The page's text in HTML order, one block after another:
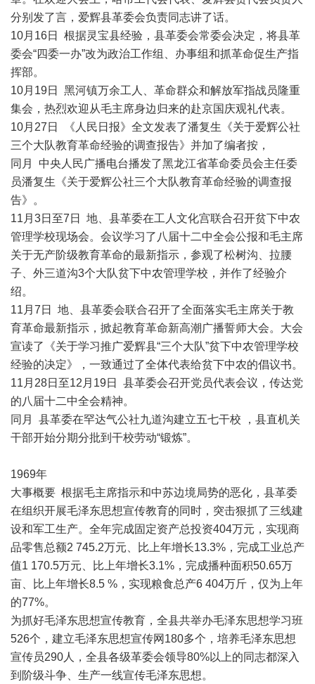
分别发了言，爱辉县革委会负责同志讲了话。
10月16日 根据灵宝县经验，县革委会常委会决定，将县革
委会“四委一办”改为政治工作组、办事组和抓革命促生产指
挥部。
10月19日 黑河镇万余工人、革命群众和解放军指战员隆重
集会，热烈欢迎从毛主席身边归来的赴京国庆观礼代表。
10月27日 《人民日报》全文发表了潘复生《关于爱辉公社
三个大队教育革命经验的调查报告》并加了编者按，
同月 中央人民广播电台播发了黑龙江省革命委员会主任委
员潘复生《关于爱辉公社三个大队教育革命经验的调查报
告》。
11月3日至7日 地、县革委在工人文化宫联合召开贫下中农
管理学校现场会。会议学习了八届十二中全会公报和毛主席
关于无产阶级教育革命的最新指示，参观了松树沟、拉腰
子、外三道沟3个大队贫下中农管理学校，并作了经验介
绍。
11月7日 地、县革委会联合召开了全面落实毛主席关于教
育革命最新指示，掀起教育革命新高潮广播誓师大会。大会
宣读了《关于学习推广爱辉县“三个大队”贫下中农管理学校
经验的决定》，一致通过了全体代表给贫下中农的倡议书。
11月28日至12月19日 县革委会召开党员代表会议，传达党
的八届十二中全会精神。
同月 县革委在罕达气公社九道沟建立五七干校 ，县直机关
干部开始分期分批到干校劳动“锻炼”。
1969年
大事概要 根据毛主席指示和中苏边境局势的恶化，县革委
在组织开展毛泽东思想宣传教育的同时，突击狠抓了三线建
设和军工生产。全年完成固定资产总投资404万元，实现商
品零售总额2 745.2万元、比上年增长13.3%，完成工业总产
值1 170.5万元、比上年增长3.1%，完成播种面积50.65万
亩、比上年增长8.5 %，实现粮食总产6 404万斤，仅为上年
的77%。
为抓好毛泽东思想宣传教育，全县共举办毛泽东思想学习班
526个，建立毛泽东思想宣传网180多个，培养毛泽东思想
宣传员290人，全县各级革委会领导80%以上的同志都深入
到阶级斗争、生产一线宣传毛泽东思想。